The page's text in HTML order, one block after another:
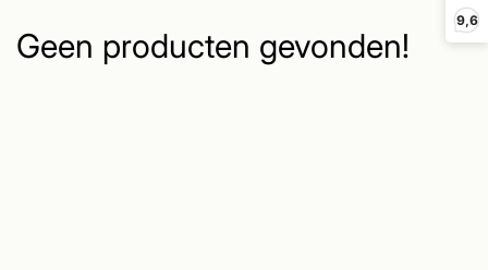
9,6
Geen producten gevonden!